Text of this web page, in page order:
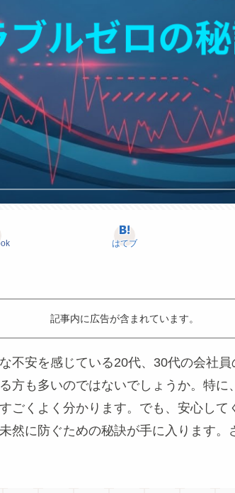
はてブ
記事内に広告が含まれています。
不安を感じている20代、30代の会社
方も多いのではないでしょうか。特
ごくよく分かります。でも、安心し
然に防ぐための秘訣が手に入ります